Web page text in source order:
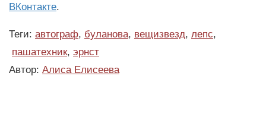
ВКонтакте.
Теги: автограф, буланова, вещизвезд, лепс,
пашатехник, эрнст
Автор: Алиса Елисеева